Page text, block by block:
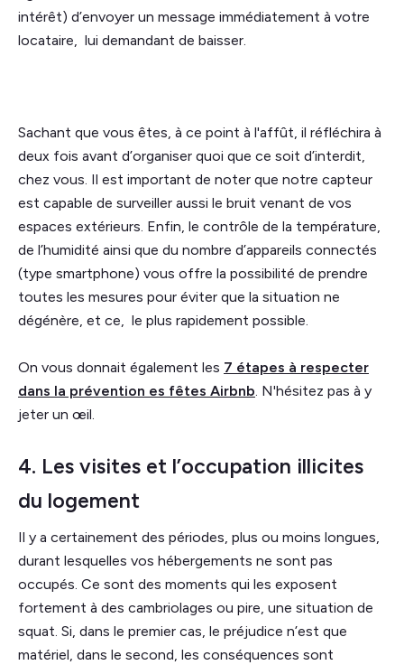
intérêt) d’envoyer un message immédiatement à votre
locataire, lui demandant de baisser.
Sachant que vous êtes, à ce point à l'affût, il réfléchira à
deux fois avant d’organiser quoi que ce soit d’interdit,
chez vous. Il est important de noter que notre capteur
est capable de surveiller aussi le bruit venant de vos
espaces extérieurs. Enfin, le contrôle de la température,
de l’humidité ainsi que du nombre d’appareils connectés
(type smartphone) vous offre la possibilité de prendre
toutes les mesures pour éviter que la situation ne
dégénère, et ce, le plus rapidement possible.
On vous donnait également les 7 étapes à respecter
dans la prévention es fêtes Airbnb. N'hésitez pas à y
jeter un œil.
4. Les visites et l’occupation illicites
du logement
Il y a certainement des périodes, plus ou moins longues,
durant lesquelles vos hébergements ne sont pas
occupés. Ce sont des moments qui les exposent
fortement à des cambriolages ou pire, une situation de
squat. Si, dans le premier cas, le préjudice n’est que
matériel, dans le second, les conséquences sont